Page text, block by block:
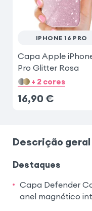
IPHONE 16 PRO
Capa Apple
Pro Glitter Rosa
+ 2 cores
16,90 €
Descrição geral
Destaques
Capa Defender
anel magnético